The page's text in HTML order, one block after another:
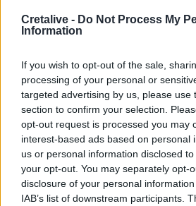
Cretalive - Do Not Process My
Information
If you wish to opt-out of the sale,
processing of your personal or
targeted advertising by us, please use
section to confirm your selection.
opt-out request is processed you may
interest-based ads based on personal
us or personal information disclosed
your opt-out. You may separately opt-
disclosure of your personal
IAB’s list of downstream participants.
12:21
Δήμος Βιάννου: Χιλιάδες επισκέπτες
8η Γιορτή Μπανάνας
Συνεδρίασε η Επιτροπή Εκτίμησης
υψηλών θερμοκρασιών και της